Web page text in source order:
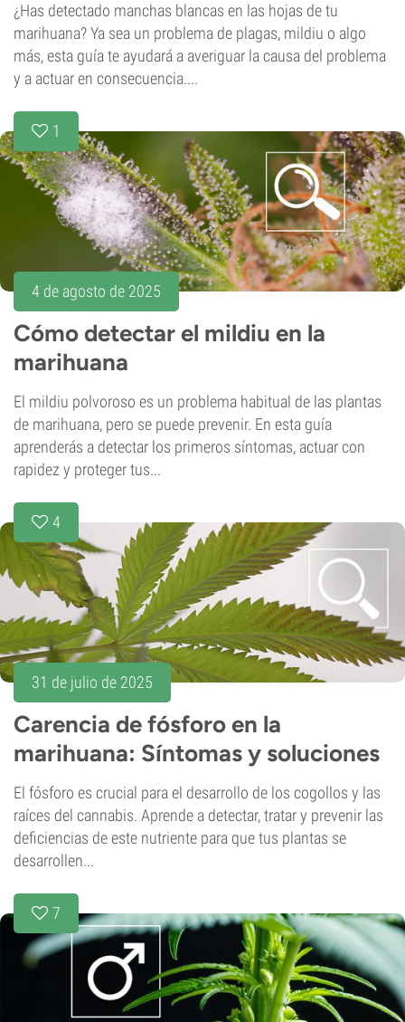
¿Has detectado manchas blancas en las hojas de tu
marihuana? Ya sea un problema de plagas, mildiu o algo
más, esta guía te ayudará a averiguar la causa del problema
y a actuar en consecuencia....
1
4 de agosto de 2025
Cómo detectar el mildiu en la
marihuana
El mildiu polvoroso es un problema habitual de las plantas
de marihuana, pero se puede prevenir. En esta guía
aprenderás a detectar los primeros síntomas, actuar con
rapidez y proteger tus...
4
31 de julio de 2025
Carencia de fósforo en la
marihuana: Síntomas y soluciones
El fósforo es crucial para el desarrollo de los cogollos y las
raíces del cannabis. Aprende a detectar, tratar y prevenir las
deficiencias de este nutriente para que tus plantas se
desarrollen...
7